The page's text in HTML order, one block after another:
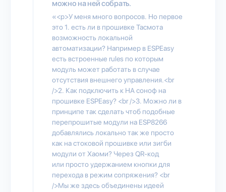
можно на ней собрать.
«<p>У меня много вопросов. Но первое
это 1. есть ли в прошивке Тасмота
возможность локальной
автоматизации? Например в ESPEasy
есть встроенные rules по которым
модуль может работать в случае
отсутствия внешнего управления.<br
/>2. Как подключить к НА соноф на
прошивке ESPEasy? <br />3. Можно ли в
принципе так сделать чтоб подобные
перепрошитые модули на ESP8266
добавлялись локально так же просто
как на стоковой прошивке или зигби
модули от Хаоми? Через QR-код
или просто удержанием кнопки для
перехода в режим сопряжения? <br
/>Мы же здесь объединены идеей